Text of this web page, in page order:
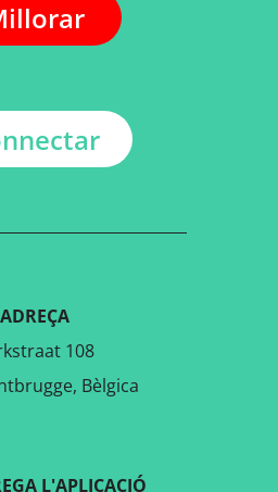
ADREÇA
108
Bèlgica
L'APLICACIÓ